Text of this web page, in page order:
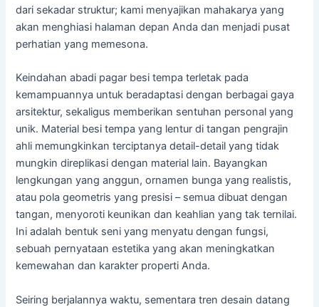
dari sekadar struktur; kami menyajikan mahakarya yang
akan menghiasi halaman depan Anda dan menjadi pusat
perhatian yang memesona.
Keindahan abadi pagar besi tempa terletak pada
kemampuannya untuk beradaptasi dengan berbagai gaya
arsitektur, sekaligus memberikan sentuhan personal yang
unik. Material besi tempa yang lentur di tangan pengrajin
ahli memungkinkan terciptanya detail-detail yang tidak
mungkin direplikasi dengan material lain. Bayangkan
lengkungan yang anggun, ornamen bunga yang realistis,
atau pola geometris yang presisi – semua dibuat dengan
tangan, menyoroti keunikan dan keahlian yang tak ternilai.
Ini adalah bentuk seni yang menyatu dengan fungsi,
sebuah pernyataan estetika yang akan meningkatkan
kemewahan dan karakter properti Anda.
Seiring berjalannya waktu, sementara tren desain datang